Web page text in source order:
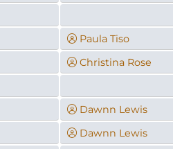
Paula Tiso
Christina Rose
Dawnn Lewis
Dawnn Lewis